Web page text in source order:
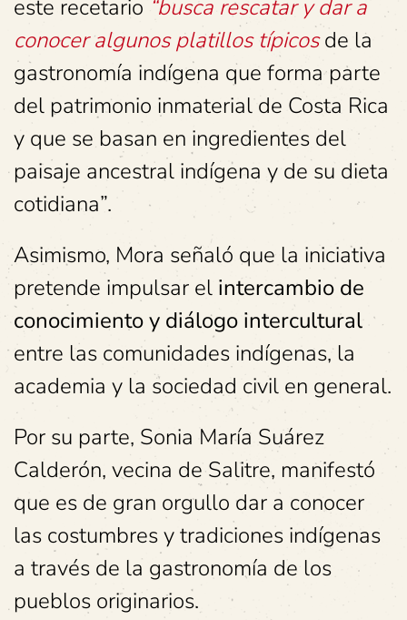
este recetario “busca rescatar y dar a
conocer algunos platillos típicosde la
gastronomía indígena que forma parte
del patrimonio inmaterial de Costa Rica
y que se basan en ingredientes del
paisaje ancestral indígena y de su dieta
cotidiana”.
Asimismo, Mora señaló que la iniciativa
pretende impulsar el intercambio de
conocimiento y diálogo intercultural
entre las comunidades indígenas, la
academia y la sociedad civil en general.
Por su parte, Sonia María Suárez
Calderón, vecina de Salitre, manifestó
que es de gran orgullo dar a conocer
las costumbres y tradiciones indígenas
a través de la gastronomía de los
pueblos originarios.